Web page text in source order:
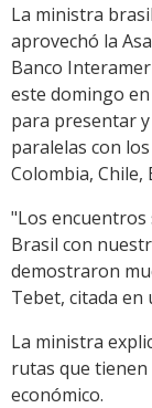
La ministra
aprovechó la
Banco
este domingo
para presentar
paralelas con
Colombia, Chile,
"Los
Brasil con
demostraron
Tebet, citada en
La ministra
rutas que
económico.